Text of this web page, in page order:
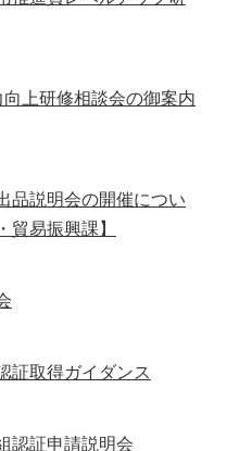
上研修相談会の御案内
品説明会の開催につい
貿易振興課】
取得ガイダンス
認証申請説明会